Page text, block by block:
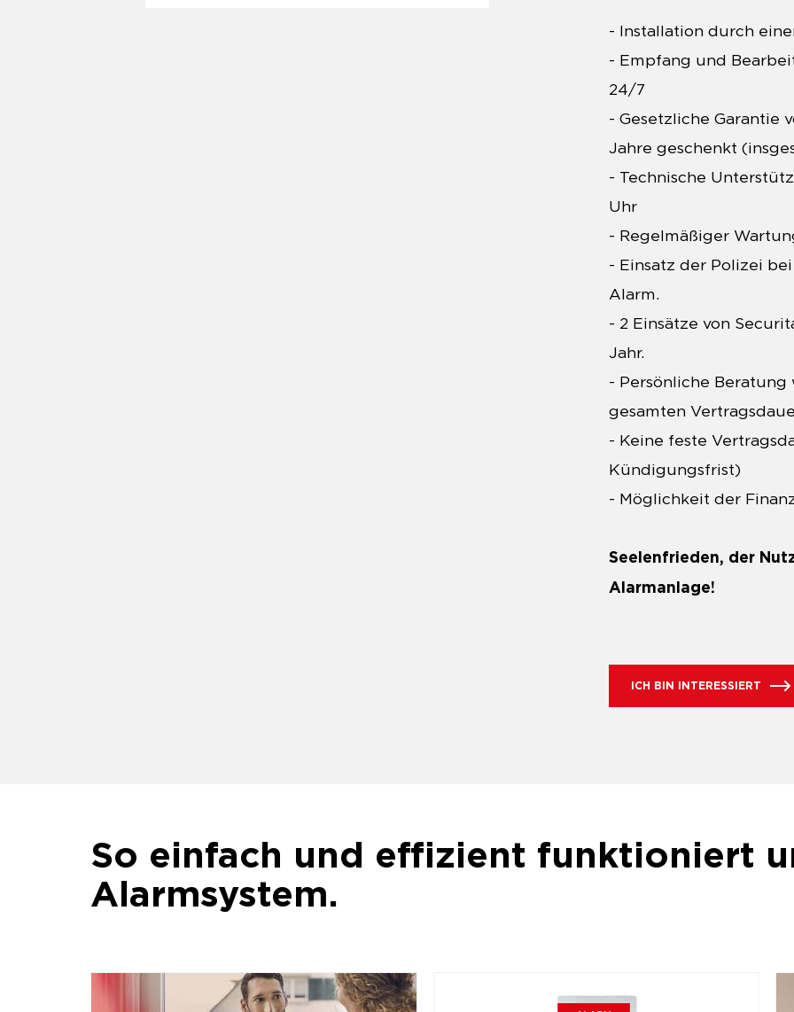
- Installation durch
- Empfang und
24/7
- Gesetzliche Garantie
Jahre geschenkt
- Technische
Uhr
- Regelmäßiger
- Einsatz der Polizei
Alarm.
- 2 Einsätze von
Jahr.
- Persönliche Beratung
gesamten
- Keine feste
Kündigungsfrist)
- Möglichkeit der
Seelenfrieden, der
Alarmanlage!
ICH BIN INTERESSIERT
So einfach und effizient funktioniert
Alarmsystem.